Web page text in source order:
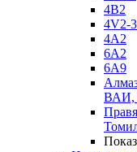
4B2
4V2-
4А2
6A2
6A9
ВАИ,